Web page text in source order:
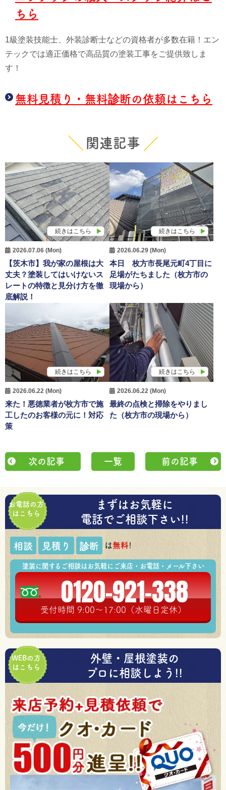
ちら
1級塗装技能士、外装診断士などの資格者が多数在籍！エン
テックでは適正価格で高品質の塗装工事をご提供致しま
す！
無料見積り・無料診断の依頼はこちら
関連記事
続きはこちら
2026.07.06 (Mon)
【茨木市】我が家の屋根は大
丈夫？塗装してはいけないス
レートの特徴と見分け方を徹
底解説！
続きはこちら
2026.06.29 (Mon)
本日 枚方市長尾元町4丁目に
足場がたちました（枚方市の
現場から）
続きはこちら
2026.06.22 (Mon)
来た！悪徳業者が枚方市で施
工したのお客様の元に！対応
策
続きはこちら
2026.06.22 (Mon)
最終の点検と掃除をやりまし
た（枚方市の現場から）
次の記事 一覧 前の記事
お電話の方
はこちら
まずはお気軽に
電話でご相談下さい!!
相談 見積り 診断 は無料!
塗装に関するご相談はお気軽にご来店・お電話・メール下さい
0120-921-338
受付時間 9:00～17:00（水曜日定休）
WEBの方
はこちら
外壁・屋根塗装の
プロに相談しよう!!